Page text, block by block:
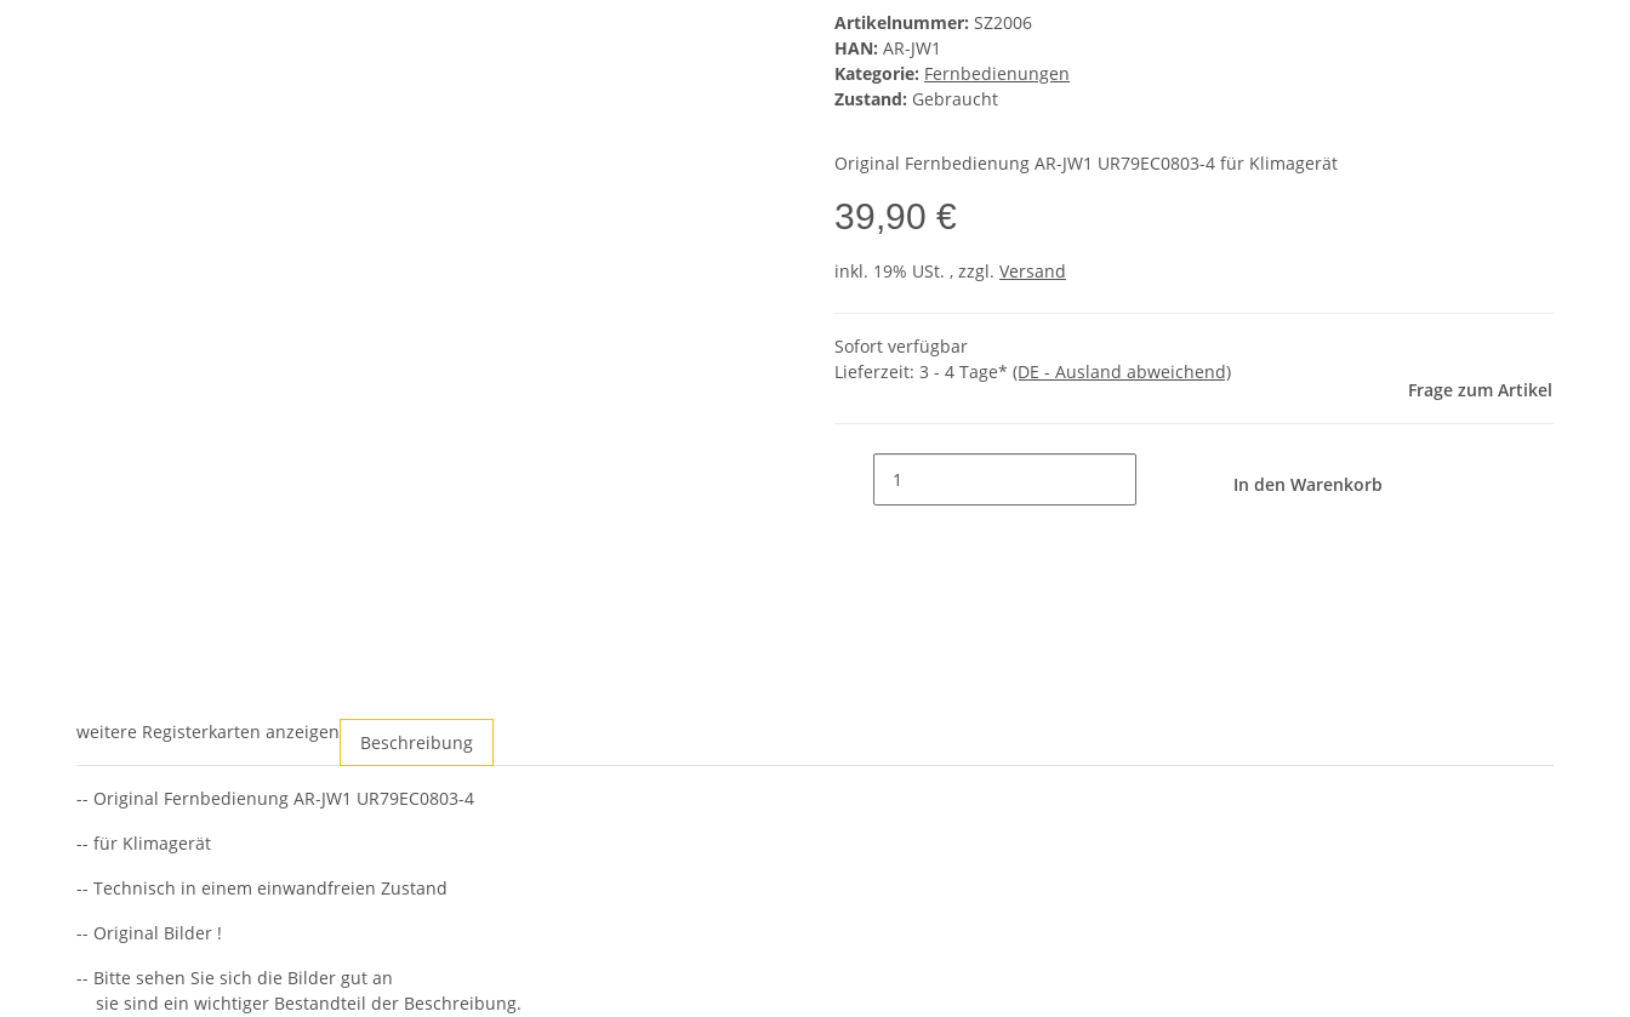
Artikelnummer: SZ2006
HAN: AR-JW1
Kategorie: Fernbedienungen
Zustand: Gebraucht
Original Fernbedienung AR-JW1 UR79EC0803-4 für Klimagerät
39,90 €
inkl. 19% USt. , zzgl. Versand
Sofort verfügbar
Lieferzeit: 3 - 4 Tage* (DE - Ausland abweichend)
Frage zum Artikel
In den Warenkorb
weitere Registerkarten anzeigen Beschreibung
-- Original Fernbedienung AR-JW1 UR79EC0803-4
-- für Klimagerät
-- Technisch in einem einwandfreien Zustand
-- Original Bilder !
-- Bitte sehen Sie sich die Bilder gut an
sie sind ein wichtiger Bestandteil der Beschreibung.